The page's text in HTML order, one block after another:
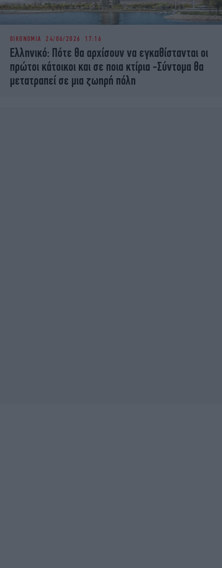
ΟΙΚΟΝΟΜΙΑ 24/06/2026 17:16
Ελληνικό: Πότε θα αρχίσουν να εγκαθίστανται οι
πρώτοι κάτοικοι και σε ποια κτίρια -Σύντομα θα
μετατραπεί σε μια ζωηρή πόλη